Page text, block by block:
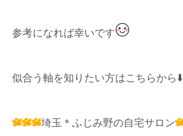
参考になれば幸いです
似合う軸を知りたい方はこちらから⬇️
埼玉＊ふじみ野の自宅サロン